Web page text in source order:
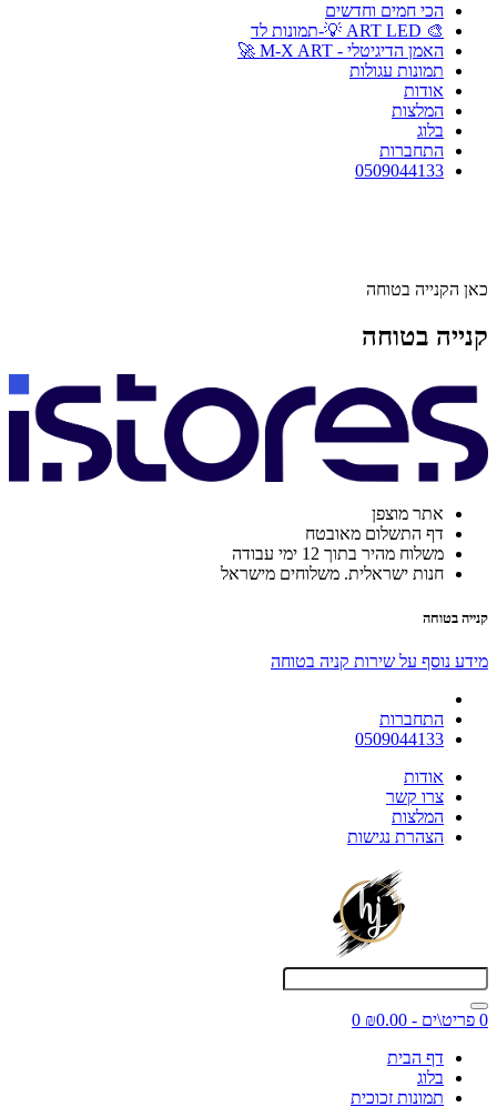
הכי חמים וחדשים
🎨 ART LED 💡-תמונות לד
האמן הדיגיטלי - M-X ART 🚀
תמונות עגולות
אודות
המלצות
בלוג
התחברות
0509044133
כאן הקנייה בטוחה
קנייה בטוחה
אתר מוצפן
דף התשלום מאובטח
משלוח מהיר בתוך 12 ימי עבודה
חנות ישראלית. משלוחים מישראל
קנייה בטוחה
מידע נוסף על שירות קניה בטוחה
התחברות
0509044133
אודות
צרו קשר
המלצות
הצהרת נגישות
0 פריט\ים - ₪0.00
0
דף הבית
בלוג
תמונות זכוכית